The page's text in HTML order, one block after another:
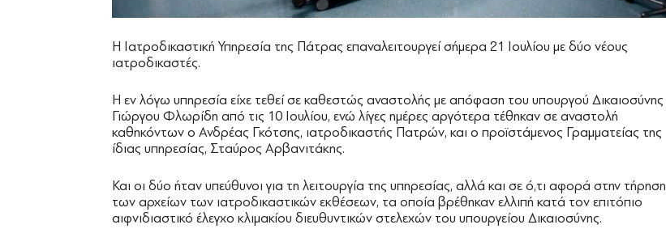
Η Ιατροδικαστική Υπηρεσία της Πάτρας επαναλειτουργεί σήμερα 21 Ιουλίου με δύο νέους
ιατροδικαστές.
Η εν λόγω υπηρεσία είχε τεθεί σε καθεστώς αναστολής με απόφαση του υπουργού Δικαιοσύνης
Γιώργου Φλωρίδη από τις 10 Ιουλίου, ενώ λίγες ημέρες αργότερα τέθηκαν σε αναστολή
καθηκόντων ο Ανδρέας Γκότσης, ιατροδικαστής Πατρών, και ο προϊστάμενος Γραμματείας της
ίδιας υπηρεσίας, Σταύρος Αρβανιτάκης.
Και οι δύο ήταν υπεύθυνοι για τη λειτουργία της υπηρεσίας, αλλά και σε ό,τι αφορά στην τήρηση
των αρχείων των ιατροδικαστικών εκθέσεων, τα οποία βρέθηκαν ελλιπή κατά τον επιτόπιο
αιφνιδιαστικό έλεγχο κλιμακίου διευθυντικών στελεχών του υπουργείου Δικαιοσύνης.